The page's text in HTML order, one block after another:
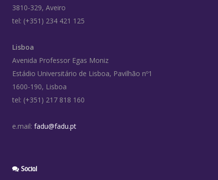
3810-329, Aveiro
tel: (+351) 234 421 125
Lisboa
Avenida Professor Egas Moniz
Estádio Universitário de Lisboa, Pavilhão nº1
1600-190, Lisboa
tel: (+351) 217 818 160
e.mail: fadu@fadu.pt
Social